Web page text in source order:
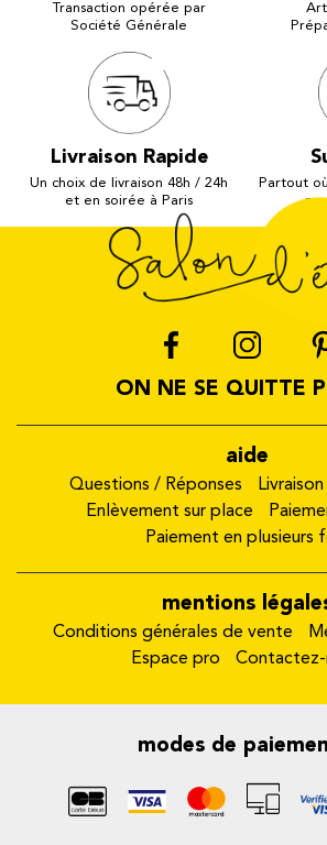
Transaction opérée par
Société Générale
Livraison Rapide
Un choix de livraison 48h / 24h
et en soirée à Paris
Partout
ON NE SE QUITTE
aide
Questions / Réponses
Enlèvement sur place
Paiement en plusieurs
mentions
Conditions générales de vente
Espace pro
Contactez-
modes de